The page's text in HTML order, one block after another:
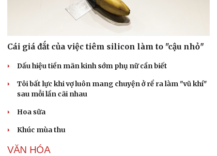
Cái giá đắt của việc tiêm silicon làm to "cậu nhỏ"
Dấu hiệu tiền mãn kinh sớm phụ nữ cần biết
Tôi bất lực khi vợ luôn mang chuyện ở rể ra làm "vũ khí"
sau mỗi lần cãi nhau
Hoa sữa
Khúc mùa thu
VĂN HÓA